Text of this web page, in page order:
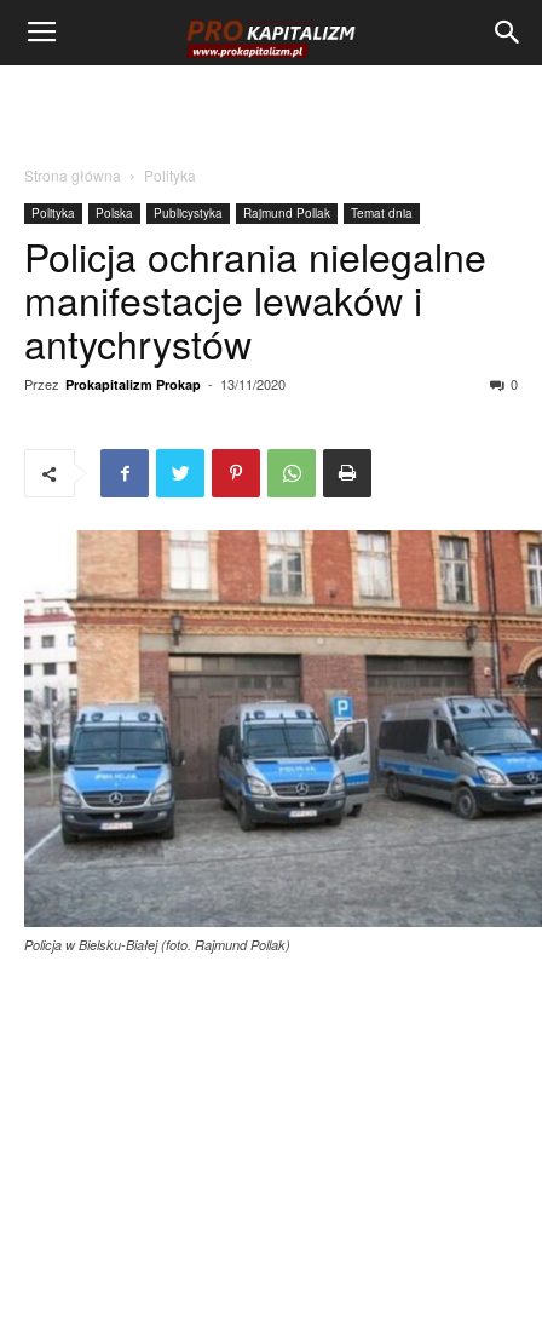
Strona główna Polityka
Polityka Polska Publicystyka Rajmund Pollak Temat dnia
Policja ochrania nielegalne
manifestacje lewaków i
antychrystów
Przez Prokapitalizm Prokap - 13/11/2020 0
Policja w Bielsku-Białej (foto. Rajmund Pollak)